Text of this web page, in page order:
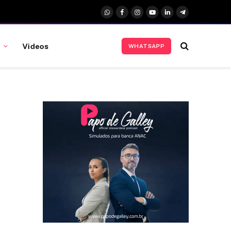
WhatsApp
FacebookInstagram
YouTubeLinkedInTelegrama
Videos WHATSAPP